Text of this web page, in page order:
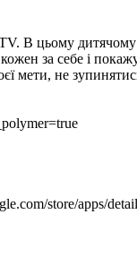
В цьому
за себе і
мети, не
store/apps/